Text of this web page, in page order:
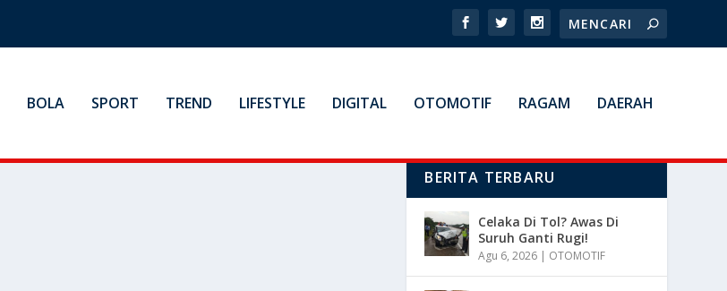
BOLA SPORT TREND LIFESTYLE DIGITAL OTOMOTIF RAGAM DAERAH
BERITA TERBARU
Celaka Di Tol? Awas Di
Suruh Ganti Rugi!
Agu 6, 2026 | OTOMOTIF